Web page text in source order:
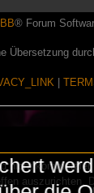
® Forum
Übersetzung
nicht
auszurichten.